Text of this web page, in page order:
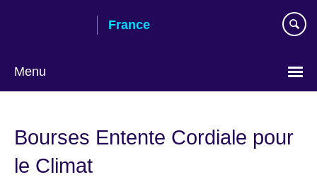
France
Menu
language
Bourses Entente Cordiale pour
le Climat